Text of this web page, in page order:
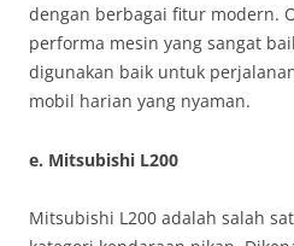
dengan berbagai fitur modern.
performa mesin yang sangat
digunakan baik untuk
mobil harian yang nyaman.
e. Mitsubishi L200
Mitsubishi L200 adalah salah